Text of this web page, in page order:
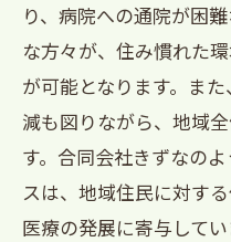
訪問看護師と
西宮市で働く
のつながり
西宮市の訪問看護
るポイント
訪問看護求人
り、病院への通院が困
な方々が、住み慣れた
が可能となります。ま
減も図りながら、地域
す。合同会社きずなの
スは、地域住民に対す
医療の発展に寄与してい